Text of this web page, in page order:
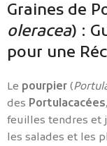
Graines de
oleracea) :
pour une
Le pourpier (
des Portulacacées
feuilles tendres et
les salades et les